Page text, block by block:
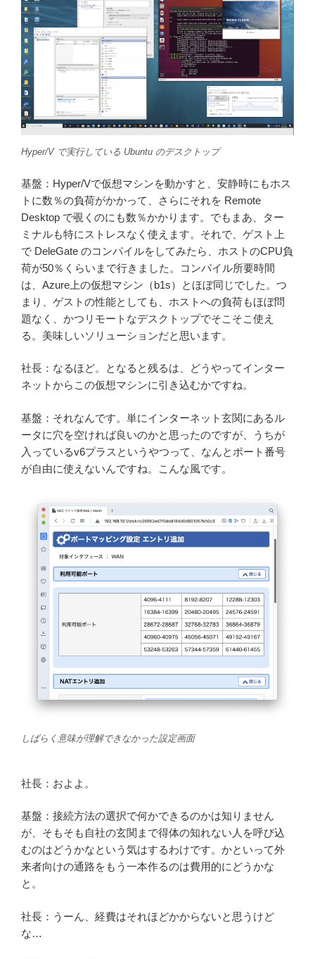
Hyper/V で実行している Ubuntu のデスクトップ
基盤：Hyper/Vで仮想マシンを動かすと、安静時にもホス
トに数％の負荷がかかって、さらにそれを Remote
Desktop で覗くのにも数％かかります。でもまあ、ター
ミナルも特にストレスなく使えます。それで、ゲスト上
で DeleGate のコンパイルをしてみたら、ホストのCPU負
荷が50％くらいまで行きました。コンパイル所要時間
は、Azure上の仮想マシン（b1s）とほぼ同じでした。つ
まり、ゲストの性能としても、ホストへの負荷もほぼ問
題なく、かつリモートなデスクトップでそこそこ使え
る。美味しいソリューションだと思います。
社長：なるほど。となると残るは、どうやってインター
ネットからこの仮想マシンに引き込むかですね。
基盤：それなんです。単にインターネット玄関にあるル
ータに穴を空ければ良いのかと思ったのですが、うちが
入っているv6プラスというやつって、なんとポート番号
が自由に使えないんですね。こんな風です。
しばらく意味が理解できなかった設定画面
社長：およよ。
基盤：接続方法の選択で何かできるのかは知りません
が、そもそも自社の玄関まで得体の知れない人を呼び込
むのはどうかなという気はするわけです。かといって外
来者向けの通路をもう一本作るのは費用的にどうかな
と。
社長：うーん、経費はそれほどかからないと思うけど
な…